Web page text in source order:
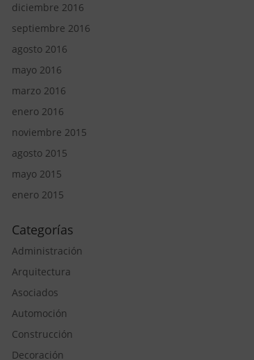
diciembre 2016
septiembre 2016
agosto 2016
mayo 2016
marzo 2016
enero 2016
noviembre 2015
agosto 2015
mayo 2015
enero 2015
Categorías
Administración
Arquitectura
Asociados
Automoción
Construcción
Decoración